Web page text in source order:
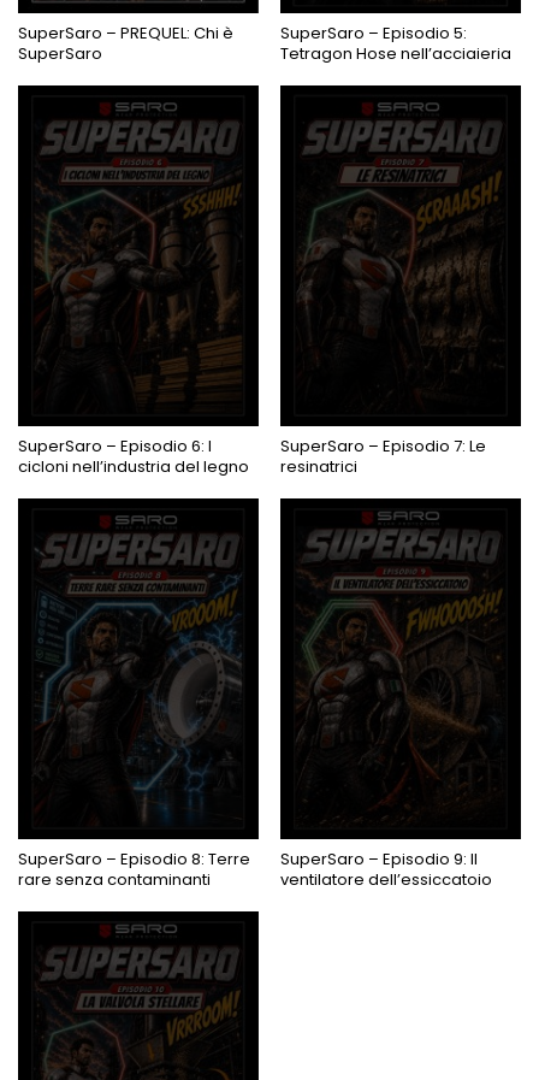
SuperSaro – PREQUEL: Chi è
SuperSaro
PROSSIMAMENTE
SuperSaro – Episodio 5:
Tetragon Hose nell’acciaieria
PROSSIMAMENTE
SuperSaro – Episodio 6: I
cicloni nell’industria del legno
PROSSIMAMENTE
SuperSaro – Episodio 7: Le
resinatrici
PROSSIMAMENTE
SuperSaro – Episodio 8: Terre
rare senza contaminanti
PROSSIMAMENTE
SuperSaro – Episodio 9: Il
ventilatore dell’essiccatoio